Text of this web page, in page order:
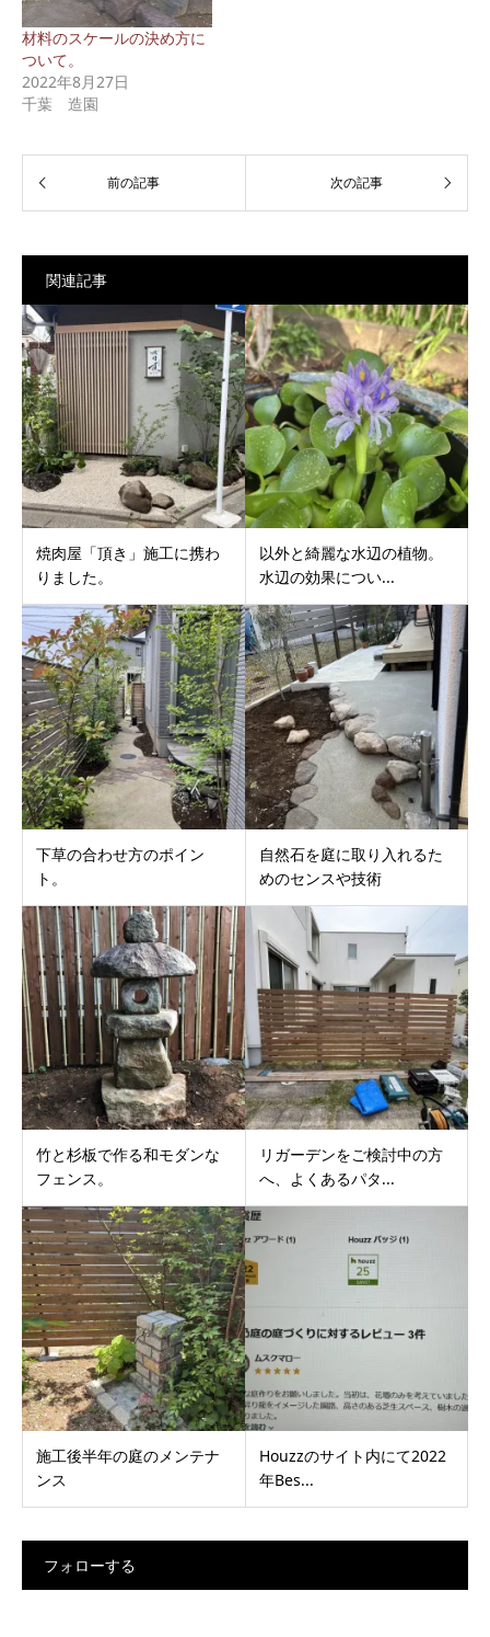
材料のスケールの決め方に
ついて。
2022年8月27日
千葉 造園
関連記事
焼肉屋「頂き」施工に携わ
りました。
以外と綺麗な水辺の植物。
水辺の効果につい...
下草の合わせ方のポイン
ト。
自然石を庭に取り入れるた
めのセンスや技術
竹と杉板で作る和モダンな
フェンス。
リガーデンをご検討中の方
へ、よくあるパタ...
施工後半年の庭のメンテナ
ンス
Houzzのサイト内にて2022
年Bes...
フォローする